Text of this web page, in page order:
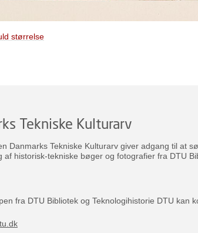
størrelse
Tekniske Kulturarv
Danmarks Tekniske Kulturarv giver adgang til at
af historisk-tekniske bøger og fotografier fra DTU
fra DTU Bibliotek og Teknologihistorie DTU kan